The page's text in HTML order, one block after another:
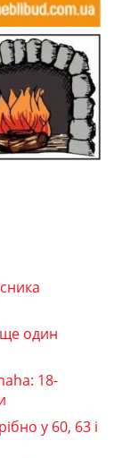
ще один
18-
у 60, 63 і